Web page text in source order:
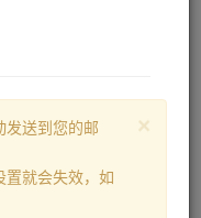
×
发送到您的邮
置就会失效，如